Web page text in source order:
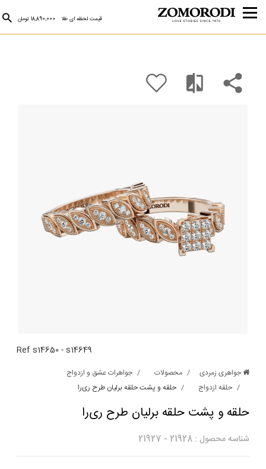
قیمت لحظه ای طلا 18,890,000 تومان
Refs14650-s14649
جواهری زمردی محصولات
جواهرات عشق و ازدواج
حلقه ازدواج
حلقه و پشت حلقه برلیان طرح ری‌‌را
حلقه و پشت حلقه برلیان طرح ری‌‌را
شناسه محصول : 21928
-
21927